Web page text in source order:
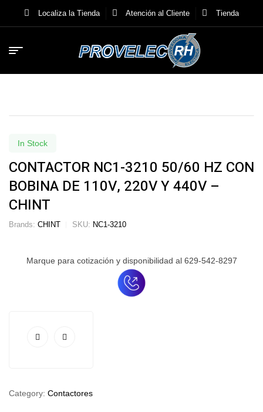
Localiza la Tienda Atención al Cliente Tienda
In Stock
CONTACTOR NC1-3210 50/60 HZ CON
BOBINA DE 110V, 220V Y 440V –
CHINT
Brands: CHINT SKU: NC1-3210
Marque para cotización y disponibilidad al 629-542-8297
Category: Contactores